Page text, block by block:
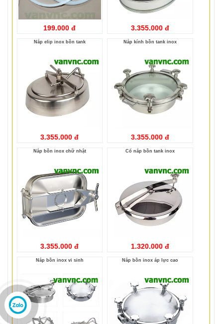
199.000 đ 3.355.000 đ
Nắp elip inox bồn tank
3.355.000 đ
Nắp kính bồn tank inox
3.355.000 đ
Nắp bồn inox chữ nhật
3.355.000 đ
Cổ nắp bồn tank inox
1.320.000 đ
Nắp bồn inox vi sinh Nắp bồn inox áp lực cao